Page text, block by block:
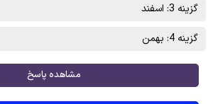
گزینه 3: اسفند
گزینه 4: بهمن
مشاهده پاسخ